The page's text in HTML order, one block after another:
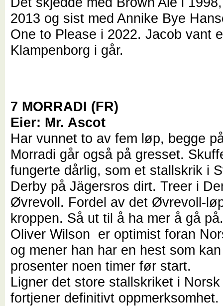
2013 og sist med Annike Bye
One to Please i 2022. Jacob vant
Klampenborg i går.
7 MORRADI (FR)
Eier: Mr. Ascot
Har vunnet to av fem løp, begge
Morradi går også på gresset.
fungerte dårlig, som et stallskrik i
Derby på Jägersros dirt. Treer i
Øvrevoll. Fordel av det Øvrevoll-
kroppen. Så ut til å ha mer å gå
Oliver Wilson er optimist foran
og mener han har en hest som
prosenter noen timer før start.
Ligner det store stallskriket i
fortjener definitivt oppmerksomhet.